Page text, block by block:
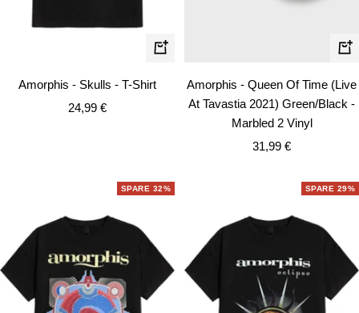
Schnellansicht
Amorphis - Skulls - T-Shirt
Angebotspreis
24,99 €
In
Amorphis - Queen Of Time (Live
At Tavastia 2021) Green/Black -
Marbled 2 Vinyl
Angebotspreis
31,99 €
SPARE 32% SPARE 29%